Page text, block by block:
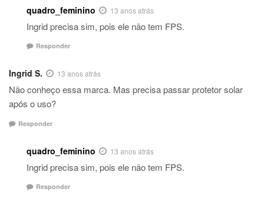
quadro_feminino 13 anos atrás
Ingrid precisa sim, pois ele não tem FPS.
Responder
Ingrid S. 13 anos atrás
Não conheço essa marca. Mas precisa passar protetor solar
após o uso?
Responder
quadro_feminino 13 anos atrás
Ingrid precisa sim, pois ele não tem FPS.
Responder